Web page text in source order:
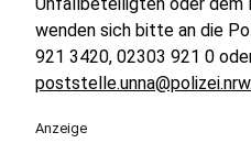
wenden sich bitte an die
921 3420, 02303 921 0
Anzeige